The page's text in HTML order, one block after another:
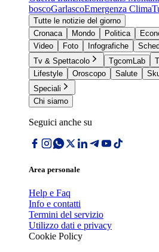
boscoGarlascoEmergenza Clima
Tutte le notizie del giorno
Cronaca
Mondo Politica
Video
Foto Infografiche
Tv & Spettacolo
TgcomLab
Lifestyle
Oroscopo Salute
Speciali
Chi siamo
Seguici anche su
Area personale
Help e Faq
Info e contatti
Termini del servizio
Utilizzo dati e privacy
Cookie Policy